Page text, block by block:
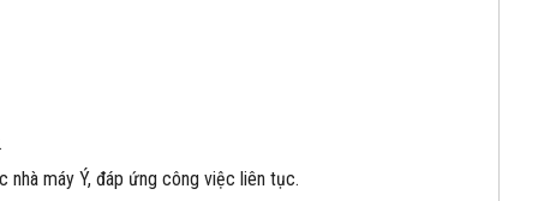
máy Ý, đáp ứng công việc liên tục.